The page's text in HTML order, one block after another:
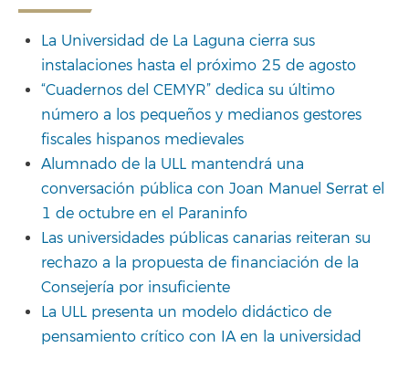
La Universidad de La Laguna cierra sus
instalaciones hasta el próximo 25 de agosto
“Cuadernos del CEMYR” dedica su último
número a los pequeños y medianos gestores
fiscales hispanos medievales
Alumnado de la ULL mantendrá una
conversación pública con Joan Manuel Serrat el
1 de octubre en el Paraninfo
Las universidades públicas canarias reiteran su
rechazo a la propuesta de financiación de la
Consejería por insuficiente
La ULL presenta un modelo didáctico de
pensamiento crítico con IA en la universidad